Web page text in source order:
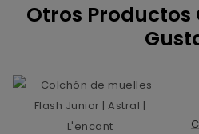
Otros Productos